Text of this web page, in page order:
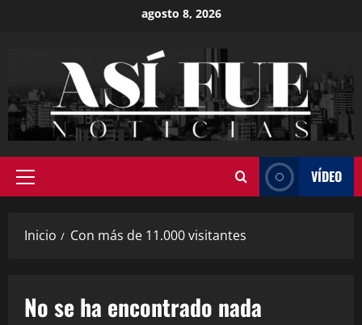
agosto 8, 2026
VÍDEO
Inicio Con más de 11.000 visitantes
No se ha encontrado nada